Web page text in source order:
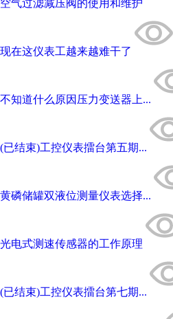
空气过滤减压阀的使用和维护
现在这仪表工越来越难干了
不知道什么原因压力变送器上...
(已结束)工控仪表擂台第五期...
黄磷储罐双液位测量仪表选择...
光电式测速传感器的工作原理
(已结束)工控仪表擂台第七期...